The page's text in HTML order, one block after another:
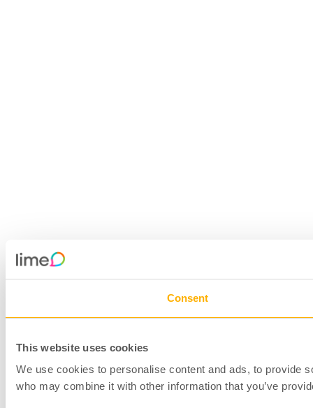
Consent
This website uses cookies
We use cookies to personalise content and ads, to provide
who may combine it with other information that you’ve